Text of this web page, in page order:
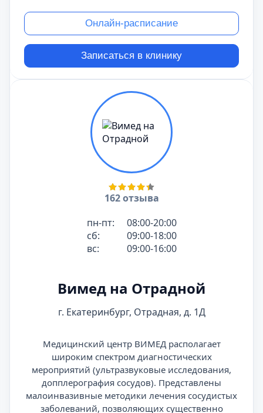
Онлайн-расписание
Записаться в клинику
162 отзыва
пн-пт:
08:00-20:00
сб:
09:00-18:00
вс:
09:00-16:00
Вимед на Отрадной
г. Екатеринбург, Отрадная, д. 1Д
Медицинский центр ВИМЕД располагает
широким спектром диагностических
мероприятий (ультразвуковые исследования,
допплерография сосудов). Представлены
малоинвазивные методики лечения сосудистых
заболеваний, позволяющих существенно